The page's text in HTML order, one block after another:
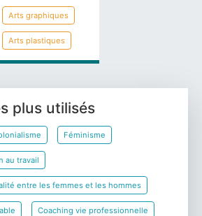
Arts graphiques
Arts plastiques
plus utilisés
Féminisme
au travail
entre les femmes et les hommes
Coaching vie professionnelle